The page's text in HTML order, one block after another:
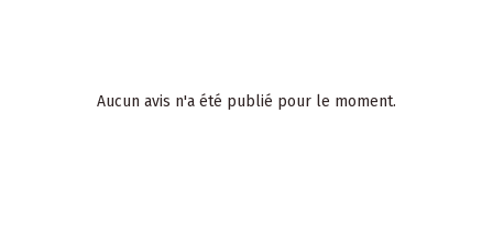
Aucun avis n'a été publié pour le moment.